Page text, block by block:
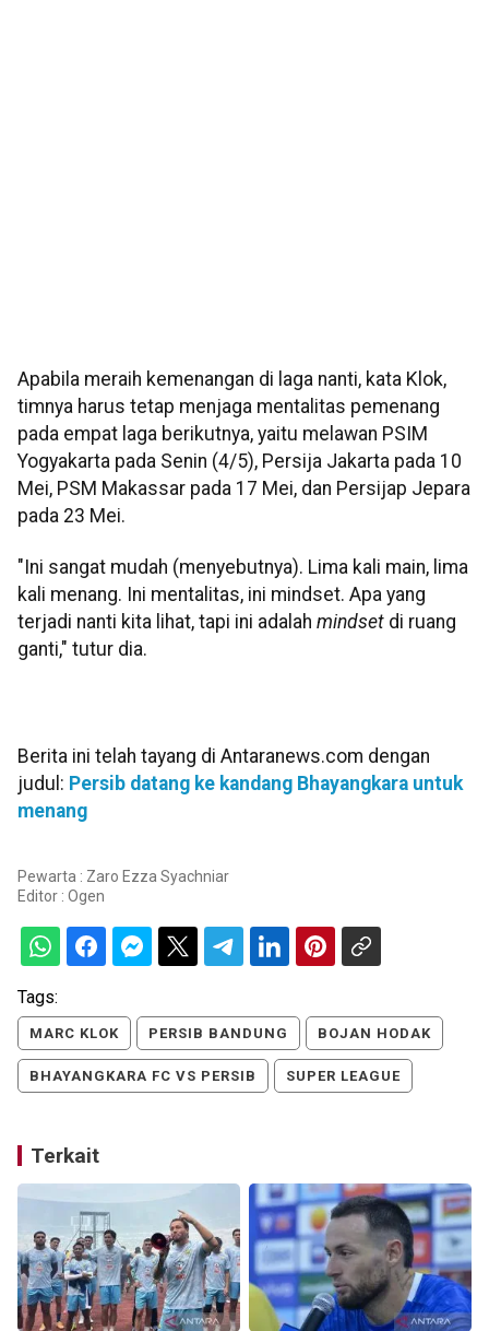
Apabila meraih kemenangan di laga nanti, kata Klok,
timnya harus tetap menjaga mentalitas pemenang
pada empat laga berikutnya, yaitu melawan PSIM
Yogyakarta pada Senin (4/5), Persija Jakarta pada 10
Mei, PSM Makassar pada 17 Mei, dan Persijap Jepara
pada 23 Mei.
"Ini sangat mudah (menyebutnya). Lima kali main, lima
kali menang. Ini mentalitas, ini mindset. Apa yang
terjadi nanti kita lihat, tapi ini adalah mindset di ruang
ganti," tutur dia.
Berita ini telah tayang di Antaranews.com dengan
judul: Persib datang ke kandang Bhayangkara untuk
menang
Pewarta : Zaro Ezza Syachniar
Editor : Ogen
Tags:
MARC KLOK PERSIB BANDUNG BOJAN HODAK
BHAYANGKARA FC VS PERSIB SUPER LEAGUE
Terkait